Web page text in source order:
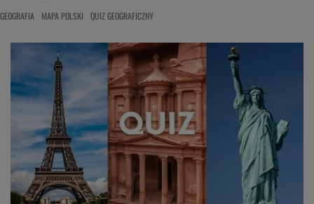
GEOGRAFIA MAPA POLSKI QUIZ GEOGRAFICZNY